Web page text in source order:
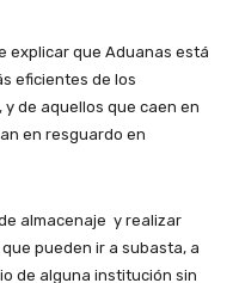
explicar que Aduanas está
eficientes de los
de aquellos que caen en
en resguardo en
almacenaje y realizar
pueden ir a subasta, a
de alguna institución sin